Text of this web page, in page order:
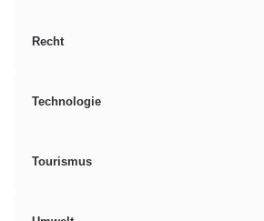
Recht
Technologie
Tourismus